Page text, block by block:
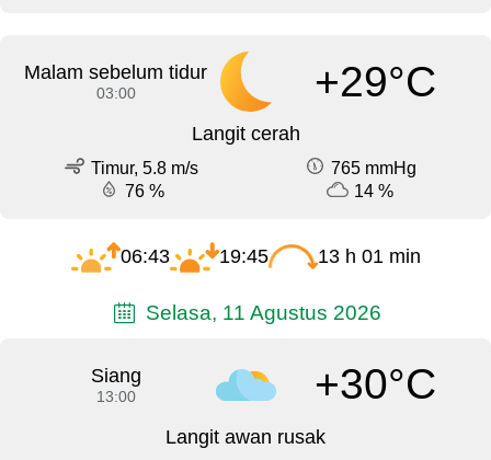
Malam sebelum tidur
03:00 +29°C
Langit cerah
Timur, 5.8 m/s
765 mmHg
76 %
14 %
06:43 19:45 13 h 01 min
Selasa, 11 Agustus 2026
Siang
13:00 +30°C
Langit awan rusak